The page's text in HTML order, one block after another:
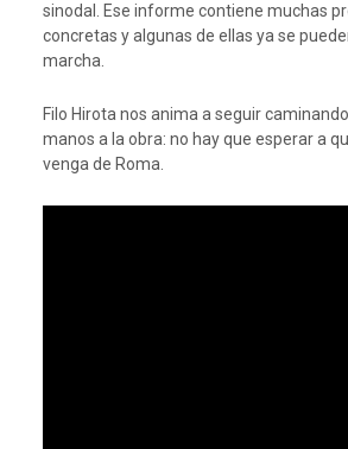
sinodal. Ese informe contiene muchas
concretas y algunas de ellas ya se
marcha.
Filo Hirota nos anima a seguir
manos a la obra: no hay que esperar a
venga de Roma.